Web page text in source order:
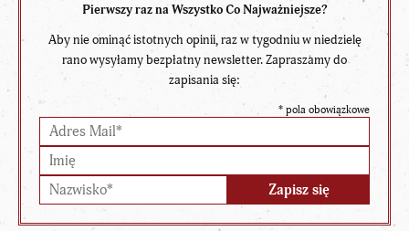
Pierwszy raz na Wszystko Co Najważniejsze?
Aby nie ominąć istotnych opinii, raz w tygodniu w niedzielę
rano wysyłamy bezpłatny newsletter. Zapraszamy do
zapisania się:
* pola obowiązkowe